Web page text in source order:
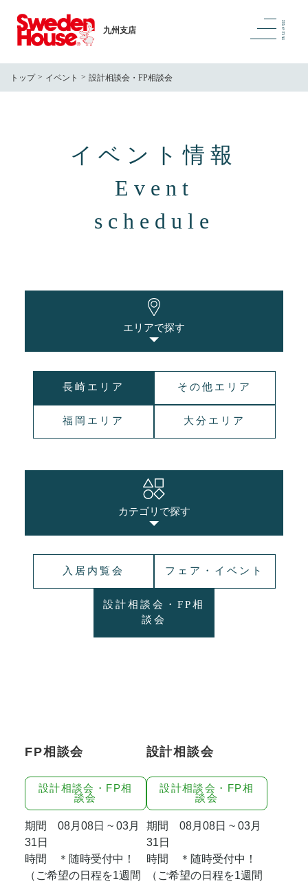
九州支店
トップ イベント 設計相談会・FP相談会
イベント情報
Event
schedule
エリアで探す
長崎エリア その他エリア
福岡エリア 大分エリア
カテゴリで探す
入居内覧会 フェア・イベント
設計相談会・FP相
談会
FP相談会
設計相談会・FP相
談会
期間 08月08日 ~ 03月
31日
時間 ＊随時受付中！
（ご希望の日程を1週間
設計相談会
設計相談会・FP相
談会
期間 08月08日 ~ 03月
31日
時間 ＊随時受付中！
（ご希望の日程を1週間